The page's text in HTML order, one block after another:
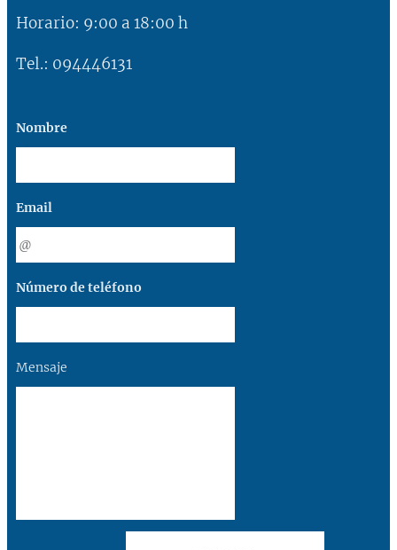
Horario: 9:00 a 18:00 h
Tel.: 094446131
Nombre
Email
Número de teléfono
Mensaje